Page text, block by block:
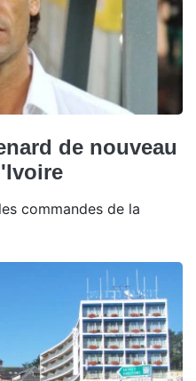
de nouveau
commandes de la